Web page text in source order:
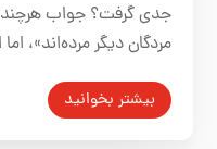
جدی گرفت؟جواب هرچند
مردگان دیگر مرده‌اند»،
بیشتر بخوانید